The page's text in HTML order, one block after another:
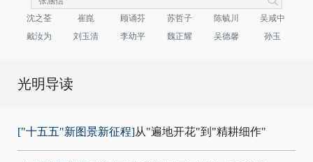
沈之荃 崔崑 顾诵芬 苏哲子 陈毓川
吴咸中
戴汝为
刘玉清 李幼平 魏正耀 吴德馨 孙玉
光明导读
["十五五"新图景新征程]从"遍地开花"到"精耕细作"